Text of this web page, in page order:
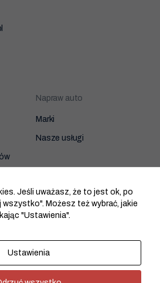
Napraw auto
Marki
Nasze usługi
Jeśli uważasz, że to jest ok, po
Możesz też wybrać, jakie
"Ustawienia".
Ustawienia